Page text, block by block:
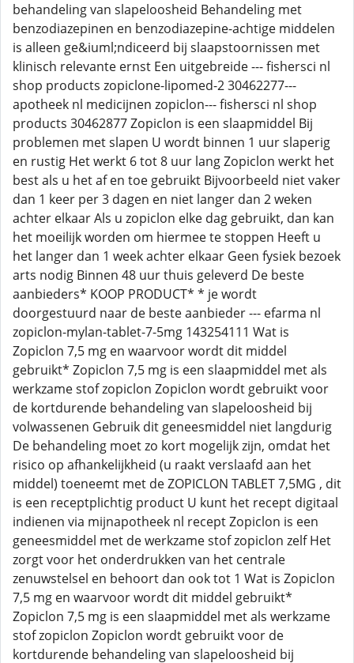
behandeling van slapeloosheid Behandeling met
benzodiazepinen en benzodiazepine-achtige middelen
is alleen ge&iuml;ndiceerd bij slaapstoornissen met
klinisch relevante ernst Een uitgebreide --- fishersci nl
shop products zopiclone-lipomed-2 30462277---
apotheek nl medicijnen zopiclon--- fishersci nl shop
products 30462877 Zopiclon is een slaapmiddel Bij
problemen met slapen U wordt binnen 1 uur slaperig
en rustig Het werkt 6 tot 8 uur lang Zopiclon werkt het
best als u het af en toe gebruikt Bijvoorbeeld niet vaker
dan 1 keer per 3 dagen en niet langer dan 2 weken
achter elkaar Als u zopiclon elke dag gebruikt, dan kan
het moeilijk worden om hiermee te stoppen Heeft u
het langer dan 1 week achter elkaar Geen fysiek bezoek
arts nodig Binnen 48 uur thuis geleverd De beste
aanbieders* KOOP PRODUCT* * je wordt
doorgestuurd naar de beste aanbieder --- efarma nl
zopiclon-mylan-tablet-7-5mg 143254111 Wat is
Zopiclon 7,5 mg en waarvoor wordt dit middel
gebruikt* Zopiclon 7,5 mg is een slaapmiddel met als
werkzame stof zopiclon Zopiclon wordt gebruikt voor
de kortdurende behandeling van slapeloosheid bij
volwassenen Gebruik dit geneesmiddel niet langdurig
De behandeling moet zo kort mogelijk zijn, omdat het
risico op afhankelijkheid (u raakt verslaafd aan het
middel) toeneemt met de ZOPICLON TABLET 7,5MG , dit
is een receptplichtig product U kunt het recept digitaal
indienen via mijnapotheek nl recept Zopiclon is een
geneesmiddel met de werkzame stof zopiclon zelf Het
zorgt voor het onderdrukken van het centrale
zenuwstelsel en behoort dan ook tot 1 Wat is Zopiclon
7,5 mg en waarvoor wordt dit middel gebruikt*
Zopiclon 7,5 mg is een slaapmiddel met als werkzame
stof zopiclon Zopiclon wordt gebruikt voor de
kortdurende behandeling van slapeloosheid bij